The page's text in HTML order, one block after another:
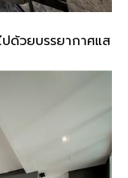
ด้วยบรรยากาศแส